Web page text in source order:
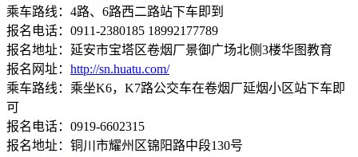
乘车路线：4路、6路西二路站下车即到
报名电话：0911-2380185 18992177789
报名地址：延安市宝塔区卷烟厂景御广场北侧3楼华图教育
报名网址： http://sn.huatu.com/
乘车路线：乘坐K6，K7路公交车在卷烟厂延烟小区站下车即
可
报名电话：0919-6602315
报名地址：铜川市耀州区锦阳路中段130号